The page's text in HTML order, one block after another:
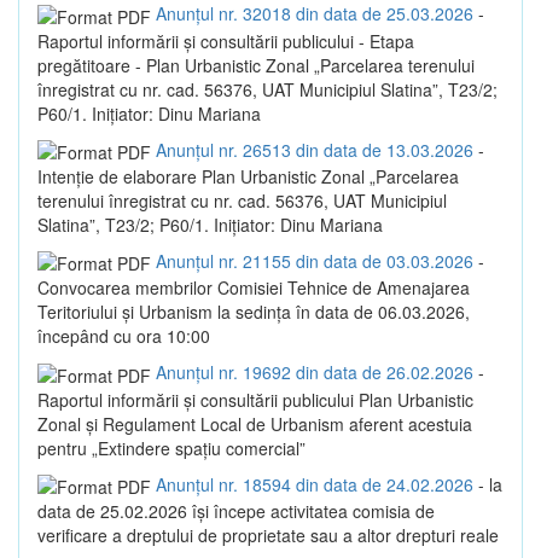
Anunțul nr. 32018 din data de 25.03.2026 -
Raportul informării și consultării publicului - Etapa
pregătitoare - Plan Urbanistic Zonal „Parcelarea terenului
înregistrat cu nr. cad. 56376, UAT Municipiul Slatina”, T23/2;
P60/1. Inițiator: Dinu Mariana
Anunțul nr. 26513 din data de 13.03.2026 -
Intenție de elaborare Plan Urbanistic Zonal „Parcelarea
terenului înregistrat cu nr. cad. 56376, UAT Municipiul
Slatina”, T23/2; P60/1. Inițiator: Dinu Mariana
Anunțul nr. 21155 din data de 03.03.2026 -
Convocarea membrilor Comisiei Tehnice de Amenajarea
Teritoriului și Urbanism la sedința în data de 06.03.2026,
începând cu ora 10:00
Anunțul nr. 19692 din data de 26.02.2026 -
Raportul informării și consultării publicului Plan Urbanistic
Zonal și Regulament Local de Urbanism aferent acestuia
pentru „Extindere spațiu comercial”
Anunțul nr. 18594 din data de 24.02.2026 - la
data de 25.02.2026 își începe activitatea comisia de
verificare a dreptului de proprietate sau a altor drepturi reale